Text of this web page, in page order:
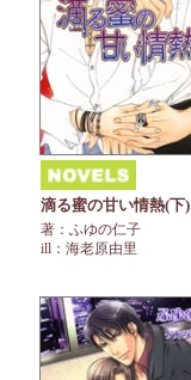
滴る蜜の甘い情熱(下)
著：ふゆの仁子
ill：海老原由里